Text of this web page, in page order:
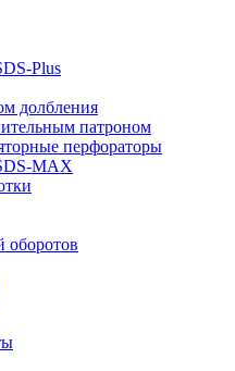
Plus
долбления
патроном
перфораторы
MAX
оборотов